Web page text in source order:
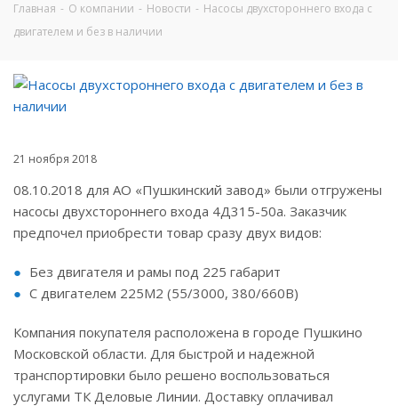
Главная - О компании - Новости - Насосы двухстороннего входа с
двигателем и без в наличии
21 ноября 2018
08.10.2018 для АО «Пушкинский завод» были отгружены
насосы двухстороннего входа 4Д315-50а. Заказчик
предпочел приобрести товар сразу двух видов:
Без двигателя и рамы под 225 габарит
С двигателем 225М2 (55/3000, 380/660В)
Компания покупателя расположена в городе Пушкино
Московской области. Для быстрой и надежной
транспортировки было решено воспользоваться
услугами ТК Деловые Линии. Доставку оплачивал